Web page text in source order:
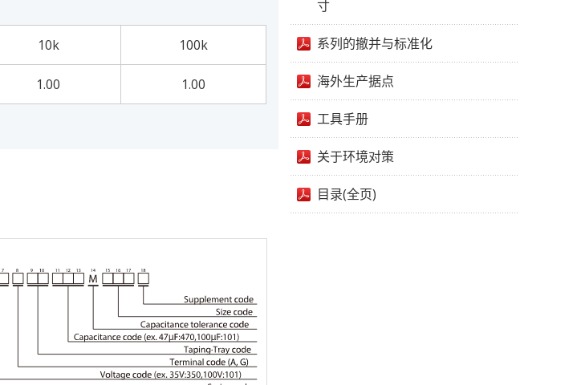
10k 100k
1.00 1.00
寸
系列的撤并与标准化
海外生产据点
工具手册
关于环境对策
目录(全页)